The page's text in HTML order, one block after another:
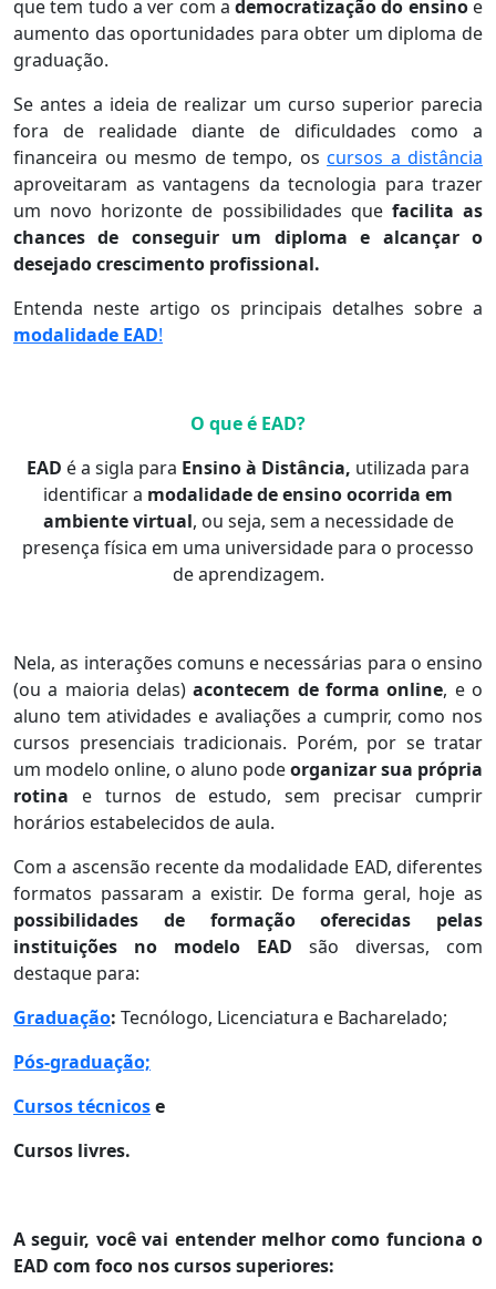
que tem tudo a ver com ademocratização do ensinoe
aumento das oportunidades para obter um diploma de
graduação.
Se antes a ideia de realizar um curso superior parecia
fora de realidade diante de dificuldades como a
financeira ou mesmo de tempo, os cursos a distância
aproveitaram as vantagens da tecnologia para trazer
um novo horizonte de possibilidades que facilita as
chances de conseguir um diploma e alcançar o
desejado crescimento profissional.
Entenda neste artigo os principais detalhes sobre a
modalidade EAD!
O que é EAD?
EAD é a sigla para Ensino à Distância, utilizada para
identificar a modalidade de ensino ocorrida em
ambiente virtual, ou seja, sem a necessidade de
presença física em uma universidade para o processo
de aprendizagem.
Nela, as interações comuns e necessárias para o ensino
(ou a maioria delas) acontecem de forma online, e o
aluno tem atividades e avaliações a cumprir, como nos
cursos presenciais tradicionais. Porém, por se tratar
um modelo online, o aluno podeorganizar sua própria
rotina e turnos de estudo, sem precisar cumprir
horários estabelecidos de aula.
Com a ascensão recente da modalidade EAD, diferentes
formatos passaram a existir. De forma geral, hoje as
possibilidades de formação oferecidas pelas
instituições no modelo EAD são diversas, com
destaque para:
Graduação: Tecnólogo, Licenciatura e Bacharelado;
Pós-graduação;
Cursos técnicose
Cursos livres.
A seguir, você vai entender melhor como funciona o
EAD com foco nos cursos superiores: